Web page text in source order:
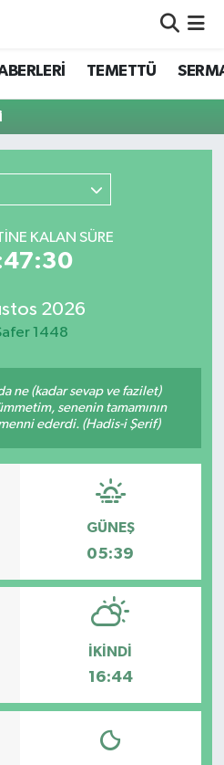
TEMETTÜ
KALAN SÜRE
2026
1448
ne (kadar sevap ve fazilet)
senenin tamamının
ederdi. (Hadis-i Şerif)
GÜNEŞ
05:39
İKINDI
16:44